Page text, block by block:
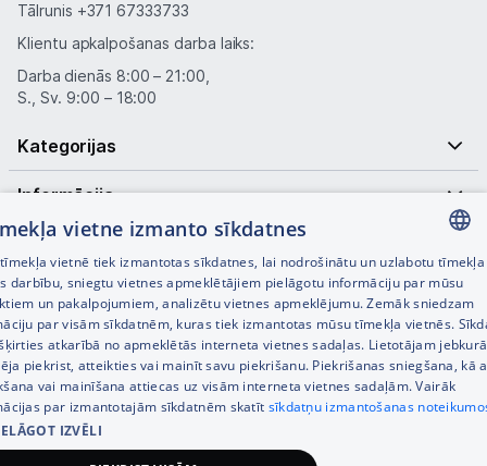
Tālrunis +371 67333733
Klientu apkalpošanas darba laiks:
Darba dienās 8:00 – 21:00,
S., Sv. 9:00 – 18:00
Kategorijas
Informācija
Noderīgas saites
© SIA Tet 2026 -
LATVIAN
RUSSIAN
ENGLISH
vietne izmanto sīkdatnes
vietnē tiek izmantotas sīkdatnes, lai nodrošinātu un uzlabotu tīmekļa
darbību, sniegtu vietnes apmeklētājiem pielāgotu informāciju par mūsu
un pakalpojumiem, analizētu vietnes apmeklējumu. Zemāk sniedzam
par visām sīkdatnēm, kuras tiek izmantotas mūsu tīmekļa vietnēs.
atkarībā no apmeklētās interneta vietnes sadaļas. Lietotājam
piekrist, atteikties vai mainīt savu piekrišanu. Piekrišanas sniegšana, kā
vai mainīšana attiecas uz visām interneta vietnes sadaļām. Vairāk
par izmantotajām sīkdatnēm skatīt sīkdatņu izmantošanas
IZVĒLI